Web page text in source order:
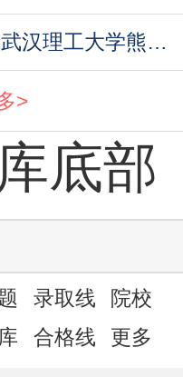
2012年高校招办访谈录武汉理工大学熊主任
>
底部
录取线
院校
合格线 更多